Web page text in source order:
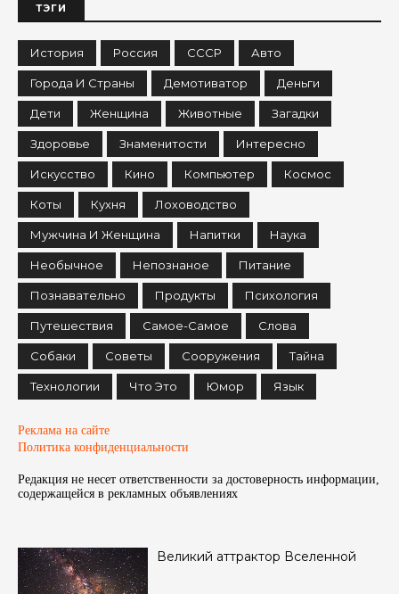
ТЭГИ
История Россия СССР Авто
Города И Страны Демотиватор Деньги
Дети Женщина Животные Загадки
Здоровье Знаменитости Интересно
Искусство Кино Компьютер Космос
Коты Кухня Лоховодство
Мужчина И Женщина Напитки Наука
Необычное Непознаное Питание
Познавательно Продукты Психология
Путешествия Самое-Самое Слова
Собаки Советы Сооружения Тайна
Технологии Что Это Юмор Язык
Реклама на сайте
Политика конфиденциальности
Редакция не несет ответственности за достоверность информации,
содержащейся в рекламных объявленияx
Великий аттрактор Вселенной